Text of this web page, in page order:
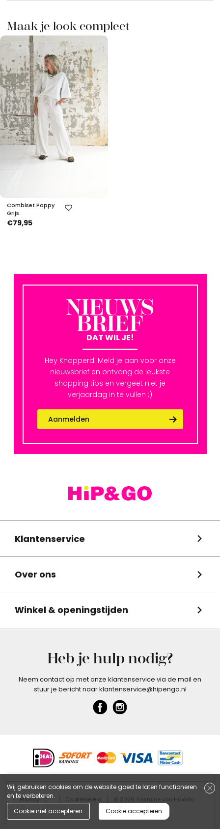
Maak je look compleet
Combiset Poppy
Grijs
€79,95
NIEUWS
BRIEF
DAT WIL JE!
Hey Knapperd! Meld je aan voor onze
nieuwsbrief en ontvang de leukste
shopping tips en vergeet niet je
verjaardag in te vullen ;)
Aanmelden
Klantenservice
Over ons
Winkel & openingstijden
Heb je hulp nodig?
Neem contact op met onze klantenservice via de mail en
stuur je bericht naar klantenservice@hipengo.nl
Privacy Cookiebeleid © 2026 Yasmine van Hip&Go
Wij gebruiken cookies om de website goed te laten functioneren
en te verbeteren.